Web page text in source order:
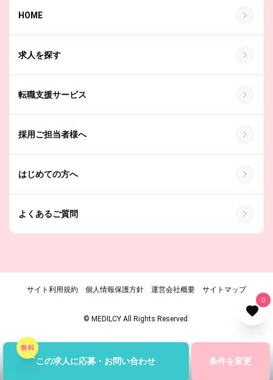
この求人に応募・お問い合わせ 条件を変更
HOME
求人を探す
転職支援サービス
採用ご担当者様へ
はじめての方へ
よくあるご質問
サイト利用規約 個人情報保護方針 運営会社概要 サイトマップ
© MEDILCY All Rights Reserved.
0